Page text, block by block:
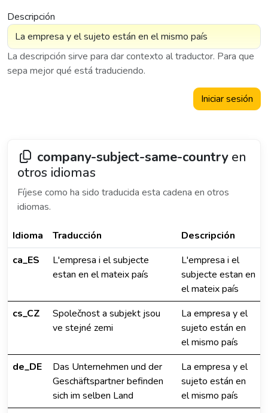
Descripción
La descripción sirve para dar contexto al traductor. Para que
sepa mejor qué está traduciendo.
Iniciar sesión
company-subject-same-countryen
otros idiomas
Fíjese como ha sido traducida esta cadena en otros
idiomas.
Idioma Traducción
Descripción
ca_ES
L'empresa i el subjecte
estan en el mateix país
L'empresa i el
subjecte estan en
el mateix país
cs_CZ
Společnost a subjekt jsou
ve stejné zemi
La empresa y el
sujeto están en
el mismo país
de_DE
Das Unternehmen und der
Geschäftspartner befinden
sich im selben Land
La empresa y el
sujeto están en
el mismo país